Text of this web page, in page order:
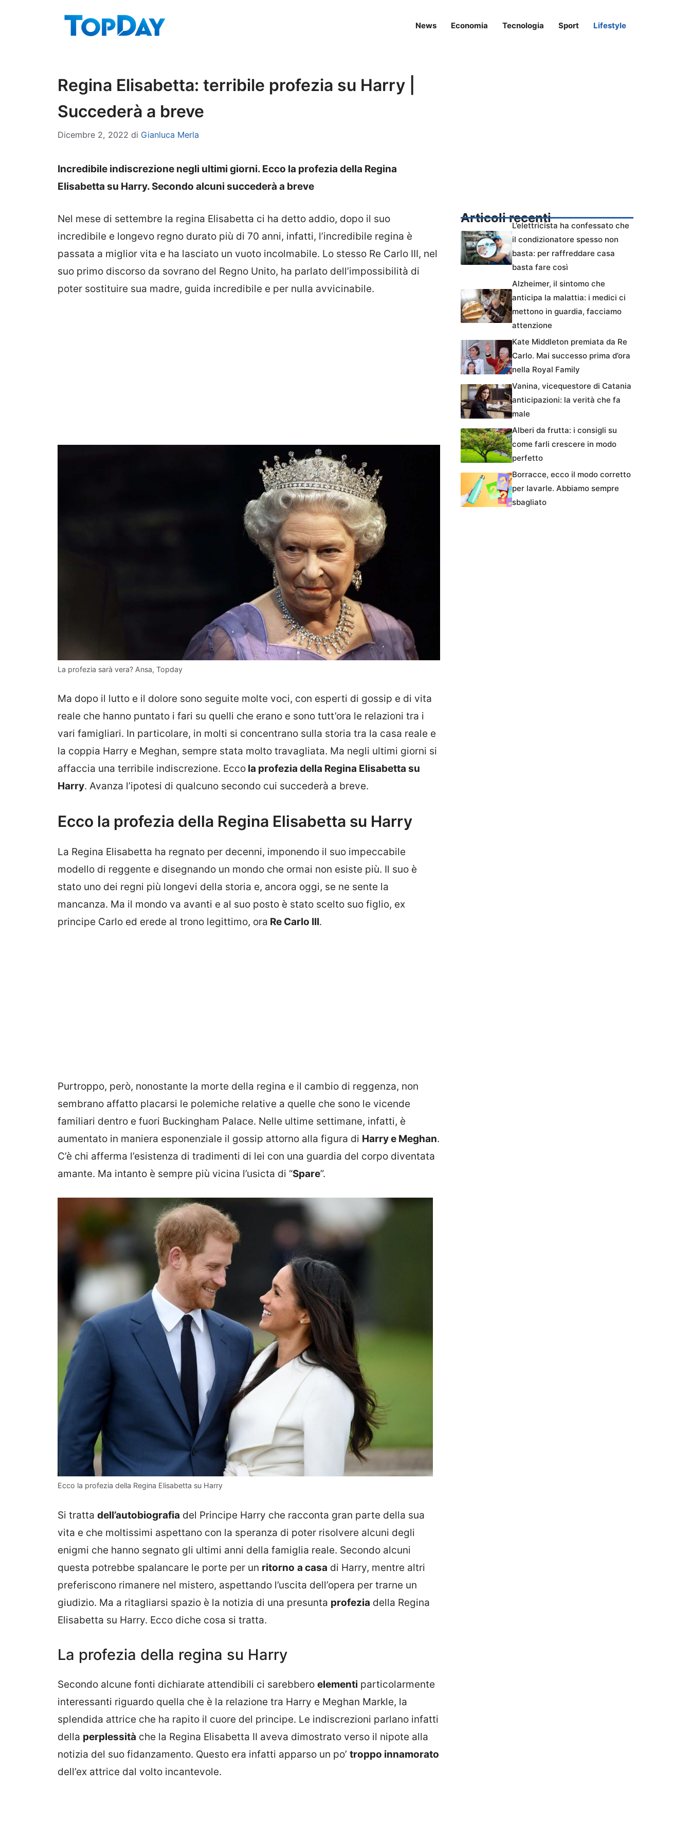
News Economia Tecnologia Sport Lifestyle
Regina Elisabetta: terribile profezia su Harry |
Succederà a breve
Dicembre 2, 2022 di Gianluca Merla
Incredibile indiscrezione negli ultimi giorni. Ecco la profezia della Regina
Elisabetta su Harry. Secondo alcuni succederà a breve
Nel mese di settembre la regina Elisabetta ci ha detto addio, dopo il suo
incredibile e longevo regno durato più di 70 anni, infatti, l’incredibile regina è
passata a miglior vita e ha lasciato un vuoto incolmabile. Lo stesso Re Carlo III, nel
suo primo discorso da sovrano del Regno Unito, ha parlato dell’impossibilità di
poter sostituire sua madre, guida incredibile e per nulla avvicinabile.
La profezia sarà vera? Ansa, Topday
Ma dopo il lutto e il dolore sono seguite molte voci, con esperti di gossip e di vita
reale che hanno puntato i fari su quelli che erano e sono tutt’ora le relazioni tra i
vari famigliari. In particolare, in molti si concentrano sulla storia tra la casa reale e
la coppia Harry e Meghan, sempre stata molto travagliata. Ma negli ultimi giorni si
affaccia una terribile indiscrezione. Ecco la profezia della Regina Elisabetta su
Harry. Avanza l’ipotesi di qualcuno secondo cui succederà a breve.
Ecco la profezia della Regina Elisabetta su Harry
La Regina Elisabetta ha regnato per decenni, imponendo il suo impeccabile
modello di reggente e disegnando un mondo che ormai non esiste più. Il suo è
stato uno dei regni più longevi della storia e, ancora oggi, se ne sente la
mancanza. Ma il mondo va avanti e al suo posto è stato scelto suo figlio, ex
principe Carlo ed erede al trono legittimo, ora Re Carlo III.
Purtroppo, però, nonostante la morte della regina e il cambio di reggenza, non
sembrano affatto placarsi le polemiche relative a quelle che sono le vicende
familiari dentro e fuori Buckingham Palace. Nelle ultime settimane, infatti, è
aumentato in maniera esponenziale il gossip attorno alla figura di Harry e Meghan.
C’è chi afferma l’esistenza di tradimenti di lei con una guardia del corpo diventata
amante. Ma intanto è sempre più vicina l’usicta di “Spare”.
Ecco la profezia della Regina Elisabetta su Harry
Si tratta dell’autobiografia del Principe Harry che racconta gran parte della sua
vita e che moltissimi aspettano con la speranza di poter risolvere alcuni degli
enigmi che hanno segnato gli ultimi anni della famiglia reale. Secondo alcuni
questa potrebbe spalancare le porte per un ritorno a casa di Harry, mentre altri
preferiscono rimanere nel mistero, aspettando l’uscita dell’opera per trarne un
giudizio. Ma a ritagliarsi spazio è la notizia di una presunta profezia della Regina
Elisabetta su Harry. Ecco diche cosa si tratta.
La profezia della regina su Harry
Secondo alcune fonti dichiarate attendibili ci sarebbero elementi particolarmente
interessanti riguardo quella che è la relazione tra Harry e Meghan Markle, la
splendida attrice che ha rapito il cuore del principe. Le indiscrezioni parlano infatti
della perplessità che la Regina Elisabetta II aveva dimostrato verso il nipote alla
notizia del suo fidanzamento. Questo era infatti apparso un po’ troppo innamorato
dell’ex attrice dal volto incantevole.
Articoli recenti
L’elettricista ha confessato che
il condizionatore spesso non
basta: per raffreddare casa
basta fare così
Alzheimer, il sintomo che
anticipa la malattia: i medici ci
mettono in guardia, facciamo
attenzione
Kate Middleton premiata da Re
Carlo. Mai successo prima d’ora
nella Royal Family
Vanina, vicequestore di Catania
anticipazioni: la verità che fa
male
Alberi da frutta: i consigli su
come farli crescere in modo
perfetto
Borracce, ecco il modo corretto
per lavarle. Abbiamo sempre
sbagliato